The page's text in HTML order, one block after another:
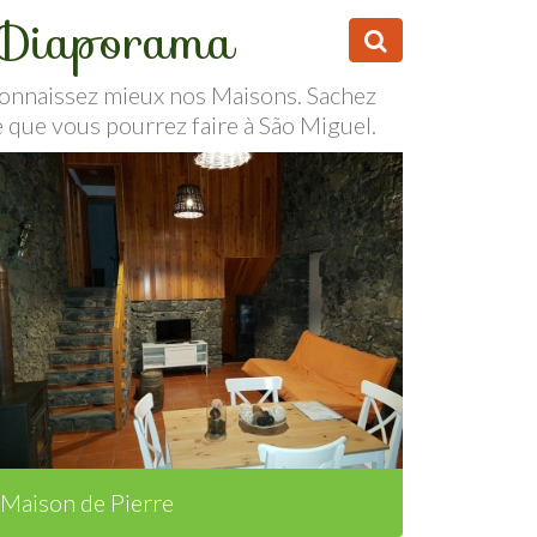
mieux nos Maisons. Sachez
que vous pourrez faire à São Miguel.
Maison de Pierre